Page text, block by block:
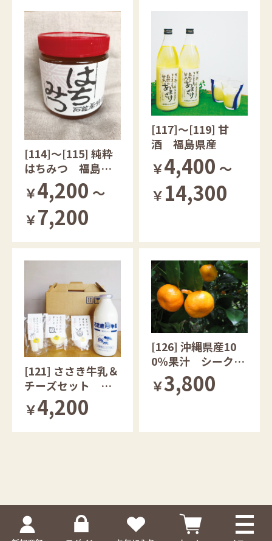
[114]～[115] 純粋
はちみつ 福島県
￥4,200 ～
￥7,200
[117]～[119] 甘
酒 福島県産
￥4,400 ～
￥14,300
[121] ささき牛乳＆
チーズセット 福
島県産
￥4,200
[126] 沖縄県産10
0％果汁 シークヮ
ーサー青切り・完
熟セット
￥3,800